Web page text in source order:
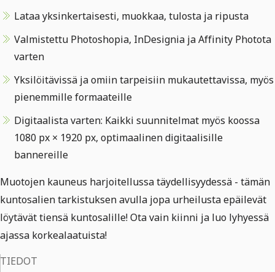
Lataa yksinkertaisesti, muokkaa, tulosta ja ripusta
Valmistettu Photoshopia, InDesignia ja Affinity Photota
varten
Yksilöitävissä ja omiin tarpeisiin mukautettavissa, myös
pienemmille formaateille
Digitaalista varten: Kaikki suunnitelmat myös koossa
1080 px × 1920 px, optimaalinen digitaalisille
bannereille
Muotojen kauneus harjoitellussa täydellisyydessä - tämän
kuntosalien tarkistuksen avulla jopa urheilusta epäilevät
löytävät tiensä kuntosalille! Ota vain kiinni ja luo lyhyessä
ajassa korkealaatuista!
TIEDOT